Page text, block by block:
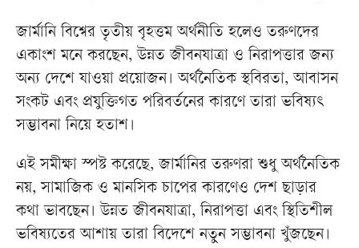
জার্মানি বিশ্বের তৃতীয় বৃহত্তম অর্থনীতি হলেও তরুণদের
একাংশ মনে করছেন, উন্নত জীবনযাত্রা ও নিরাপত্তার জন্য
অন্য দেশে যাওয়া প্রয়োজন। অর্থনৈতিক স্থবিরতা, আবাসন
সংকট এবং প্রযুক্তিগত পরিবর্তনের কারণে তারা ভবিষ্যৎ
সম্ভাবনা নিয়ে হতাশ।
এই সমীক্ষা স্পষ্ট করেছে, জার্মানির তরুণরা শুধু অর্থনৈতিক
নয়, সামাজিক ও মানসিক চাপের কারণেও দেশ ছাড়ার
কথা ভাবছেন। উন্নত জীবনযাত্রা, নিরাপত্তা এবং স্থিতিশীল
ভবিষ্যতের আশায় তারা বিদেশে নতুন সম্ভাবনা খুঁজছেন।